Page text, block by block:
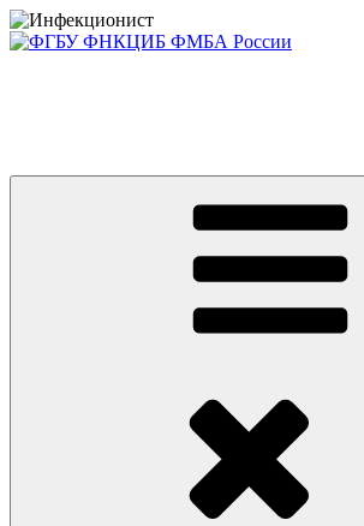
Перейти
к